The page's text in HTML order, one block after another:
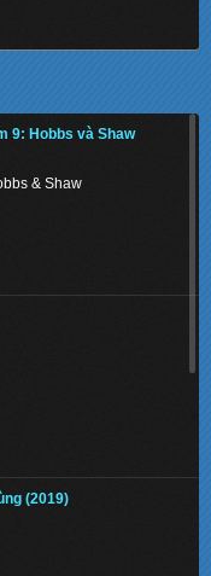
Bunch
9: Hobbs và Shaw
& Shaw
9: Hobbs và Shaw
& Shaw
(2019)